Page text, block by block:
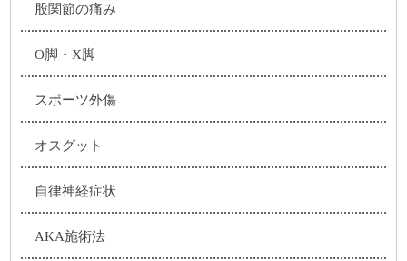
股関節の痛み
O脚・X脚
スポーツ外傷
オスグット
自律神経症状
AKA施術法